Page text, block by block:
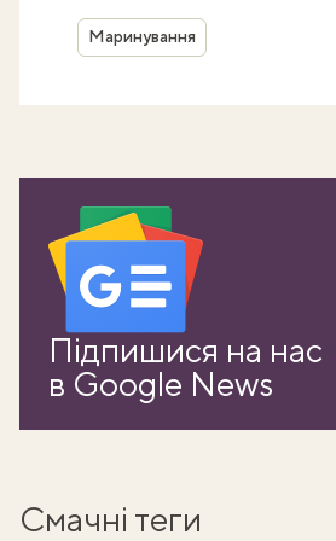
Маринування
Підпишися на нас
в Google News
Смачні теги